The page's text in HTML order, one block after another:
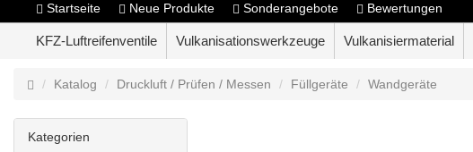
Startseite Neue Produkte Sonderangebote Bewertungen
KFZ-Luftreifenventile Vulkanisationswerkzeuge Vulkanisiermaterial
Katalog Druckluft / Prüfen / Messen Füllgeräte Wandgeräte
Kategorien